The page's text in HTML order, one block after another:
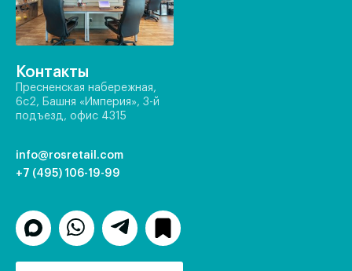
Контакты
Пресненская набережная,
6с2, Башня «Империя», 3-й
подъезд, офис 4315
info@rosretail.com
+7 (495) 106-19-99